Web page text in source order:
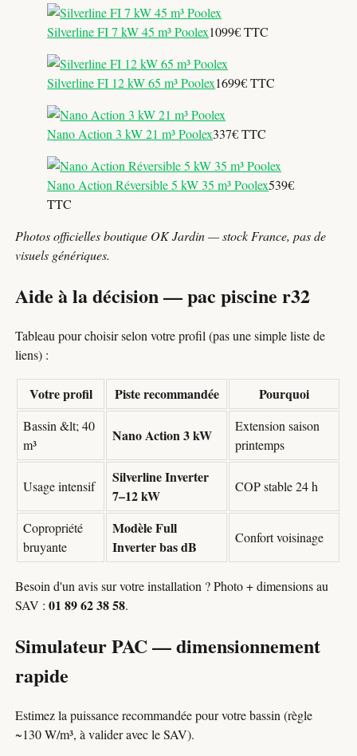
Silverline FI 7 kW 45 m³ Poolex1099€ TTC
Silverline FI 12 kW 65 m³ Poolex1699€ TTC
Nano Action 3 kW 21 m³ Poolex337€ TTC
Nano Action Réversible 5 kW 35 m³ Poolex539€
TTC
Photos officielles boutique OK Jardin — stock France, pas de
visuels génériques.
Aide à la décision — pac piscine r32
Tableau pour choisir selon votre profil (pas une simple liste de
liens) :
Votre profil Piste recommandée Pourquoi
Bassin &lt; 40
m³
Nano Action 3 kW
Extension saison
printemps
Usage intensif
Silverline Inverter
7–12 kW
COP stable 24 h
Copropriété
bruyante
Modèle Full
Inverter bas dB
Confort voisinage
Besoin d'un avis sur votre installation ? Photo + dimensions au
SAV :01 89 62 38 58.
Simulateur PAC — dimensionnement
rapide
Estimez la puissance recommandée pour votre bassin (règle
~130 W/m³, à valider avec le SAV).